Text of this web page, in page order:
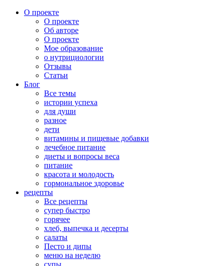
О проекте
О проекте
Об авторе
О проекте
Мое образование
о нутрициологии
Отзывы
Статьи
Блог
Все темы
истории успеха
для души
разное
дети
витамины и пищевые добавки
лечебное питание
диеты и вопросы веса
питание
красота и молодость
гормональное здоровье
рецепты
Все рецепты
супер быстро
горячее
хлеб, выпечка и десерты
салаты
Песто и дипы
меню на неделю
супы